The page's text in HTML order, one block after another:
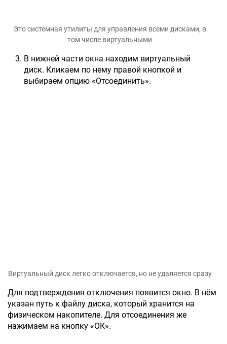
Это системная утилиты для управления всеми дисками, в
том числе виртуальными
В нижней части окна находим виртуальный
диск. Кликаем по нему правой кнопкой и
выбираем опцию «Отсоединить».
Виртуальный диск легко отключается, но не удаляется сразу
Для подтверждения отключения появится окно. В нём
указан путь к файлу диска, который хранится на
физическом накопителе. Для отсоединения же
нажимаем на кнопку «ОК».